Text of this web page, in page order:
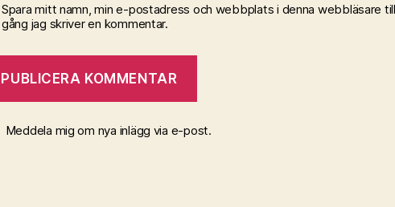
Spara mitt namn, min e-postadress och webbplats i denna webbläsare
gång jag skriver en kommentar.
Meddela mig om nya inlägg via e-post.